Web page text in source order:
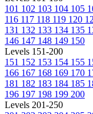
101 102 103 104 105
116 117 118 119 120
131 132 133 134 135
146 147 148 149 150
Levels 151-200
151 152 153 154 155
166 167 168 169 170
181 182 183 184 185
196 197 198 199 200
Levels 201-250